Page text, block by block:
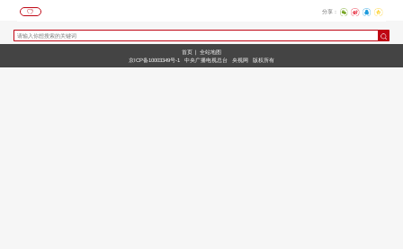
分享：
首页 |
全站地图
京ICP备10003349号-1
中央广播电视总台 央视网 版权所有